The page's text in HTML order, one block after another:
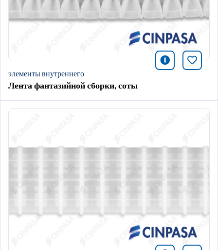
icono
элементы внутреннего
Лента фантазийной сборки, соты